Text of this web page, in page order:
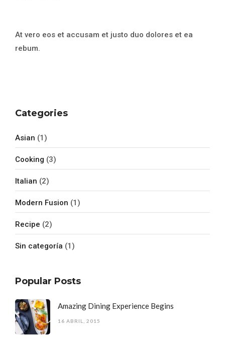
At vero eos et accusam et justo duo dolores et ea
rebum.
Categories
Asian (1)
Cooking (3)
Italian (2)
Modern Fusion (1)
Recipe (2)
Sin categoría (1)
Popular Posts
Amazing Dining Experience Begins
16 ABRIL, 2015